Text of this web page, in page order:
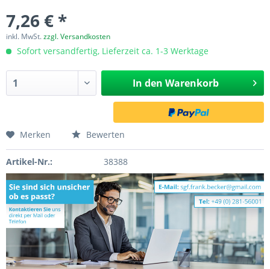
7,26 € *
inkl. MwSt.zzgl. Versandkosten
Sofort versandfertig, Lieferzeit ca. 1-3 Werktage
In den Warenkorb
Merken Bewerten
Artikel-Nr.: 38388